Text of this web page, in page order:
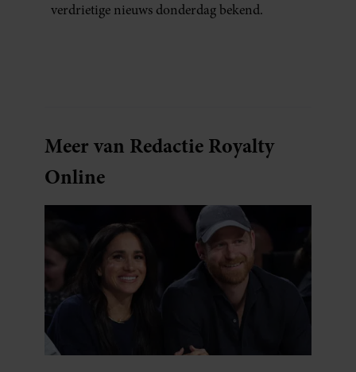
verdrietige nieuws donderdag bekend.
Meer van Redactie Royalty
Online